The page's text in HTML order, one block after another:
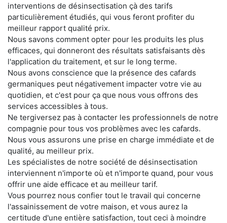
interventions de désinsectisation çà des tarifs
particulièrement étudiés, qui vous feront profiter du
meilleur rapport qualité prix.
Nous savons comment opter pour les produits les plus
efficaces, qui donneront des résultats satisfaisants dès
l'application du traitement, et sur le long terme.
Nous avons conscience que la présence des cafards
germaniques peut négativement impacter votre vie au
quotidien, et c'est pour ça que nous vous offrons des
services accessibles à tous.
Ne tergiversez pas à contacter les professionnels de notre
compagnie pour tous vos problèmes avec les cafards.
Nous vous assurons une prise en charge immédiate et de
qualité, au meilleur prix.
Les spécialistes de notre société de désinsectisation
interviennent n'importe où et n'importe quand, pour vous
offrir une aide efficace et au meilleur tarif.
Vous pourrez nous confier tout le travail qui concerne
l'assainissement de votre maison, et vous aurez la
certitude d'une entière satisfaction, tout ceci à moindre